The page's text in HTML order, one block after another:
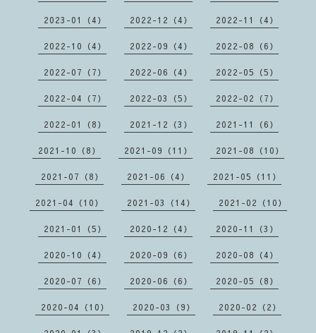
2023-01（4） 2022-12（4） 2022-11（4）
2022-10（4） 2022-09（4） 2022-08（6）
2022-07（7） 2022-06（4） 2022-05（5）
2022-04（7） 2022-03（5） 2022-02（7）
2022-01（8） 2021-12（3） 2021-11（6）
2021-10（8） 2021-09（11） 2021-08（10）
2021-07（8） 2021-06（4） 2021-05（11）
2021-04（10） 2021-03（14） 2021-02（10）
2021-01（5） 2020-12（4） 2020-11（3）
2020-10（4） 2020-09（6） 2020-08（4）
2020-07（6） 2020-06（6） 2020-05（8）
2020-04（10） 2020-03（9） 2020-02（2）